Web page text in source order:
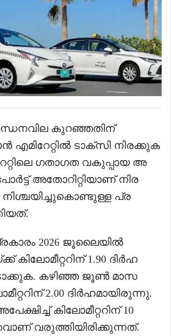
കുറഞ്ഞതിന്
എമിറേറ്റിൽ ടാക്സി നിരക്കുക
ഗതാഗത വകുപ്പായ അ
അതോറിറ്റിയാണ് നിര
പ്ര
2026 ജൂലൈയിൽ
കിലോമീറ്ററിന് 1.90 ദിർഹ
കഴിഞ്ഞ ജൂൺ മാസ
2.00 ദിർഹമായിരുന്നു.
കിലോമീറ്ററിന് 10
വരുത്തിയിരിക്കുന്നത്.